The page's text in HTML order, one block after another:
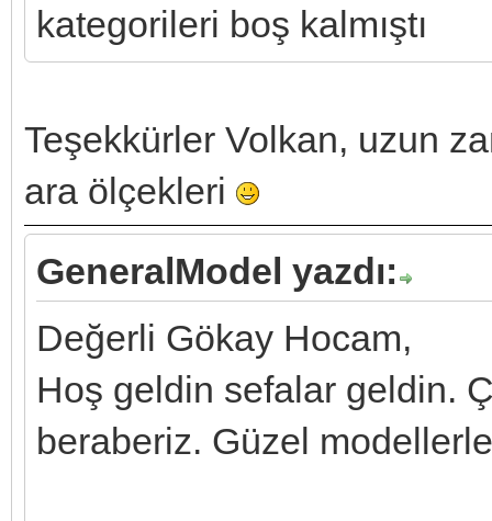
kategorileri boş kalmıştı
Teşekkürler Volkan, uzun
ara ölçekleri
GeneralModel yazdı:
Değerli Gökay Hocam,
Hoş geldin sefalar geldin.
beraberiz. Güzel